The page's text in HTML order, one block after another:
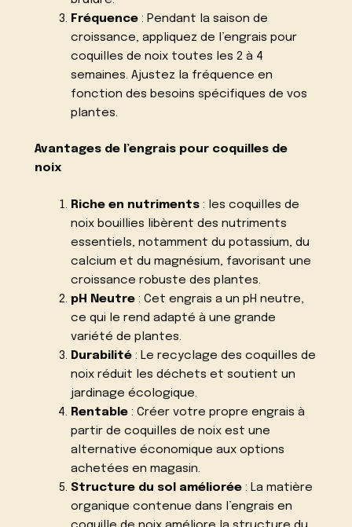
Fréquence: Pendant la saison de
croissance, appliquez de l’engrais pour
coquilles de noix toutes les 2 à 4
semaines. Ajustez la fréquence en
fonction des besoins spécifiques de vos
plantes.
Avantages de l’engrais pour coquilles de
noix
Riche en nutriments: les coquilles de
noix bouillies libèrent des nutriments
essentiels, notamment du potassium, du
calcium et du magnésium, favorisant une
croissance robuste des plantes.
pH Neutre: Cet engrais a un pH neutre,
ce qui le rend adapté à une grande
variété de plantes.
Durabilité: Le recyclage des coquilles de
noix réduit les déchets et soutient un
jardinage écologique.
Rentable: Créer votre propre engrais à
partir de coquilles de noix est une
alternative économique aux options
achetées en magasin.
Structure du sol améliorée: La matière
organique contenue dans l’engrais en